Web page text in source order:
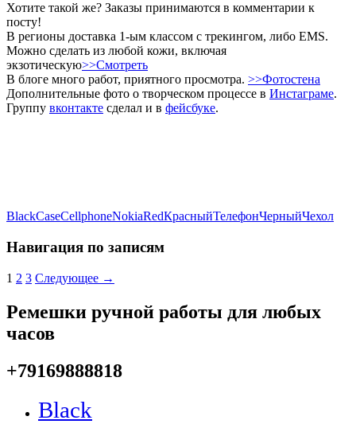
Хотите такой же? Заказы принимаются в комментарии к
посту!
В регионы доставка 1-ым классом с трекингом, либо EMS.
Можно сделать из любой кожи, включая
экзотическую>>Смотреть
В блоге много работ, приятного просмотра. >>Фотостена
Дополнительные фото о творческом процессе в Инстаграме.
Группу вконтакте сделал и в фейсбуке.
BlackCaseCellphoneNokiaRedКрасныйТелефонЧерныйЧехол
Навигация по записям
1 2 3 Следующее →
Ремешки ручной работы для любых
часов
+79169888818
Black